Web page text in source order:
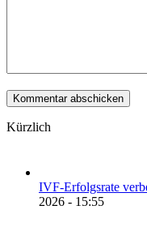
Kürzlich
IVF-Erfolgs­ra­te
2026 - 15:55